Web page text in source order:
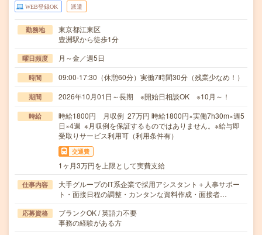
WEB登録OK 派遣
勤務地
東京都江東区
豊洲駅から徒歩1分
曜日頻度 月～金／週5日
時間 09:00-17:30（休憩60分）実働7時間30分（残業少なめ！）
期間 2026年10月01日～長期 ※開始日相談OK ※10月～！
時給
時給1800円 月収例 27万円 時給1800円×実働7h30m×週5
日×4週 ※月収例を保証するものではありません。※給与即
受取りサービス利用可（利用条件有）
交通費
1ヶ月3万円を上限として実費支給
仕事内容
大手グループのIT系企業で採用アシスタント＋人事サポー
ト・面接日程の調整・カンタンな資料作成・面接者…
応募資格
ブランクOK / 英語力不要
事務の経験がある方